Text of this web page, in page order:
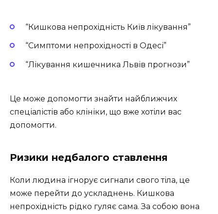
“Кишкова непрохідність Київ лікування”
“Симптоми непрохідності в Одесі”
“Лікування кишечника Львів прогнози”
Це може допомогти знайти найближчих
спеціалістів або клініки, що вже хотіли вас
допомогти.
Ризики недбалого ставлення
Коли людина ігнорує сигнали свого тіла, це
може перейти до ускладнень. Кишкова
непрохідність рідко гуляє сама. За собою вона